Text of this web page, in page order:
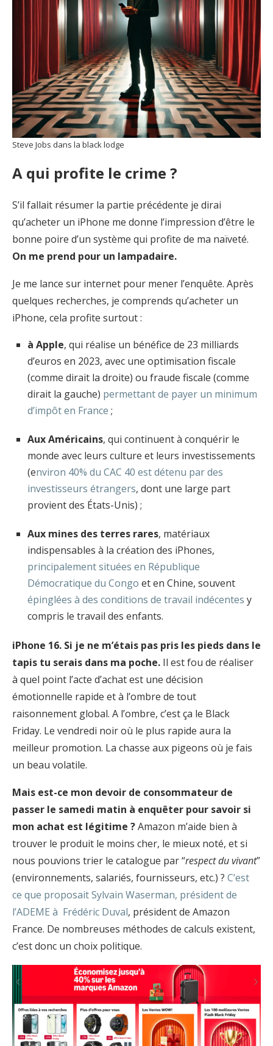
Steve Jobs dans la black lodge
A qui profite le crime ?
S’il fallait résumer la partie précédente je dirai
qu’acheter un iPhone me donne l’impression d’être le
bonne poire d’un système qui profite de ma naïveté.
On me prend pour un lampadaire.
Je me lance sur internet pour mener l’enquête. Après
quelques recherches, je comprends qu’acheter un
iPhone, cela profite surtout :
à Apple, qui réalise un bénéfice de 23 milliards
d’euros en 2023, avec une optimisation fiscale
(comme dirait la droite) ou fraude fiscale (comme
dirait la gauche) permettant de payer un minimum
d’impôt en France ;
Aux Américains, qui continuent à conquérir le
monde avec leurs culture et leurs investissements
(environ 40% du CAC 40 est détenu par des
investisseurs étrangers, dont une large part
provient des États-Unis) ;
Aux mines des terres rares, matériaux
indispensables à la création des iPhones,
principalement situées en République
Démocratique du Congo et en Chine, souvent
épinglées à des conditions de travail indécentes y
compris le travail des enfants.
iPhone 16. Si je ne m’étais pas pris les pieds dans le
tapis tu serais dans ma poche. Il est fou de réaliser
à quel point l’acte d’achat est une décision
émotionnelle rapide et à l’ombre de tout
raisonnement global. A l’ombre, c’est ça le Black
Friday. Le vendredi noir où le plus rapide aura la
meilleur promotion. La chasse aux pigeons où je fais
un beau volatile.
Mais est-ce mon devoir de consommateur de
passer le samedi matin à enquêter pour savoir si
mon achat est légitime ?Amazon m’aide bien à
trouver le produit le moins cher, le mieux noté, et si
nous pouvions trier le catalogue par “respect du vivant”
(environnements, salariés, fournisseurs, etc.) ? C’est
ce que proposait Sylvain Waserman, président de
l’ADEME à Frédéric Duval, président de Amazon
France. De nombreuses méthodes de calculs existent,
c’est donc un choix politique.